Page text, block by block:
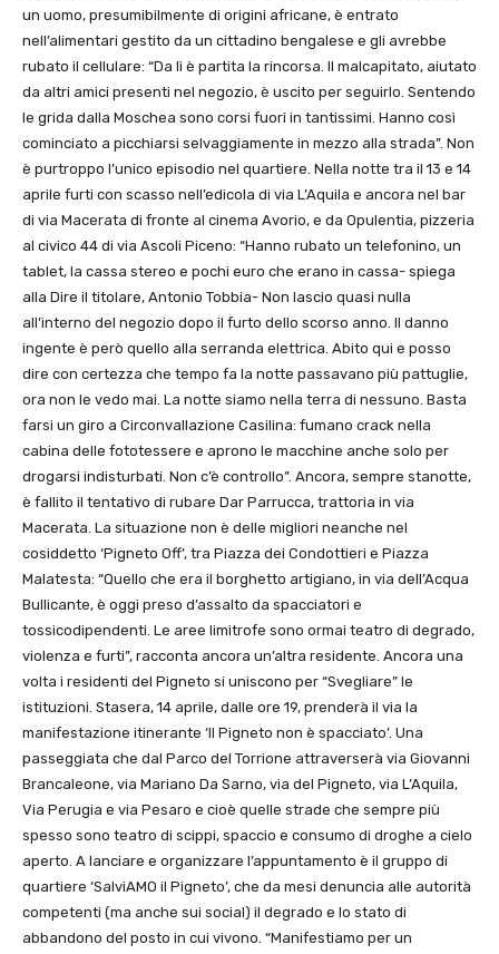
un uomo, presumibilmente di origini africane, è entrato
nell’alimentari gestito da un cittadino bengalese e gli avrebbe
rubato il cellulare: “Da lì è partita la rincorsa. Il malcapitato, aiutato
da altri amici presenti nel negozio, è uscito per seguirlo. Sentendo
le grida dalla Moschea sono corsi fuori in tantissimi. Hanno così
cominciato a picchiarsi selvaggiamente in mezzo alla strada”. Non
è purtroppo l’unico episodio nel quartiere. Nella notte tra il 13 e 14
aprile furti con scasso nell’edicola di via L’Aquila e ancora nel bar
di via Macerata di fronte al cinema Avorio, e da Opulentia, pizzeria
al civico 44 di via Ascoli Piceno: “Hanno rubato un telefonino, un
tablet, la cassa stereo e pochi euro che erano in cassa- spiega
alla Dire il titolare, Antonio Tobbia- Non lascio quasi nulla
all’interno del negozio dopo il furto dello scorso anno. Il danno
ingente è però quello alla serranda elettrica. Abito qui e posso
dire con certezza che tempo fa la notte passavano più pattuglie,
ora non le vedo mai. La notte siamo nella terra di nessuno. Basta
farsi un giro a Circonvallazione Casilina: fumano crack nella
cabina delle fototessere e aprono le macchine anche solo per
drogarsi indisturbati. Non c’è controllo”. Ancora, sempre stanotte,
è fallito il tentativo di rubare Dar Parrucca, trattoria in via
Macerata. La situazione non è delle migliori neanche nel
cosiddetto ‘Pigneto Off’, tra Piazza dei Condottieri e Piazza
Malatesta: “Quello che era il borghetto artigiano, in via dell’Acqua
Bullicante, è oggi preso d’assalto da spacciatori e
tossicodipendenti. Le aree limitrofe sono ormai teatro di degrado,
violenza e furti”, racconta ancora un’altra residente. Ancora una
volta i residenti del Pigneto si uniscono per “Svegliare” le
istituzioni. Stasera, 14 aprile, dalle ore 19, prenderà il via la
manifestazione itinerante ‘Il Pigneto non è spacciato’. Una
passeggiata che dal Parco del Torrione attraverserà via Giovanni
Brancaleone, via Mariano Da Sarno, via del Pigneto, via L’Aquila,
Via Perugia e via Pesaro e cioè quelle strade che sempre più
spesso sono teatro di scippi, spaccio e consumo di droghe a cielo
aperto. A lanciare e organizzare l’appuntamento è il gruppo di
quartiere ‘SalviAMO il Pigneto’, che da mesi denuncia alle autorità
competenti (ma anche sui social) il degrado e lo stato di
abbandono del posto in cui vivono. “Manifestiamo per un